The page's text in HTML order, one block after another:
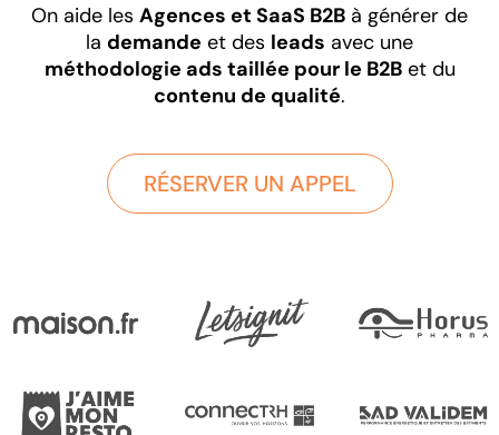
On aide les Agences et SaaS B2B à générer de
la demande et des leads avec une
méthodologie ads taillée pour le B2Bet du
contenu de qualité.
RÉSERVER UN APPEL